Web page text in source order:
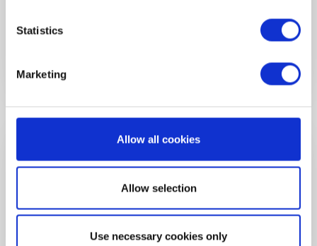
Statistics
Marketing
Allow all cookies
Allow selection
Use necessary cookies only